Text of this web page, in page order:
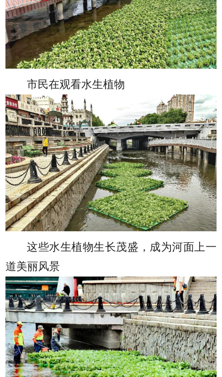
市民在观看水生植物
这些水生植物生长茂盛，成为河面上一
道美丽风景